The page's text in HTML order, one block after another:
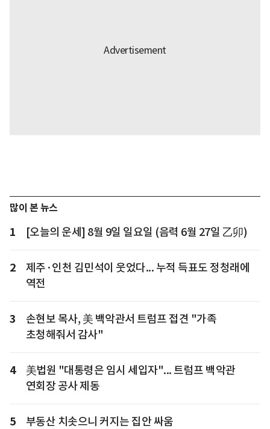
많이 본 뉴스
1 [오늘의 운세] 8월 9일 일요일 (음력 6월 27일 乙卯)
2
제주·인천 김민석이 웃었다... 누적 득표도 정청래에
역전
3
손현보 목사, 美 백악관서 트럼프 접견 "가족
초청해줘서 감사"
4
美법원 "대통령은 임시 세입자"... 트럼프 백악관
연회장 공사 제동
5 부동산 치솟으니 커지는 집안 싸움